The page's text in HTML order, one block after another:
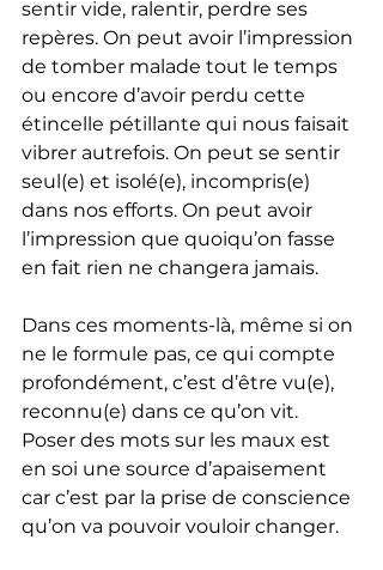
sentir vide, ralentir, perdre ses
repères. On peut avoir l’impression
de tomber malade tout le temps
ou encore d’avoir perdu cette
étincelle pétillante qui nous faisait
vibrer autrefois. On peut se sentir
seul(e) et isolé(e), incompris(e)
dans nos efforts. On peut avoir
l’impression que quoiqu’on fasse
en fait rien ne changera jamais.
Dans ces moments-là, même si on
ne le formule pas, ce qui compte
profondément, c’est d’être vu(e),
reconnu(e) dans ce qu’on vit.
Poser des mots sur les maux est
en soi une source d’apaisement
car c’est par la prise de conscience
qu’on va pouvoir vouloir changer.